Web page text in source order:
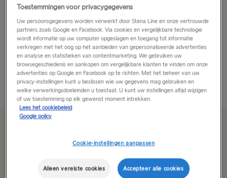
Een Nederlands avontuur
Nederland staat bekend om zijn kunst, grachten en
zonnebloemen en heeft zoveel te bieden als je een bezoek
brengt. Als relatief klein land kun je genieten van het
verkennen van bruisende steden vol met heerlijk eten...
Meer weergeven
Toestemmingen voor privacygegevens
Uw persoonsgegevens worden verwerkt door Stena Line en onze vertrouwde
partners zoals Google en Facebook. Via cookies en vergelijkbare technologie
wordt informatie op uw computer opgeslagen en toegang tot informatie
verkregen met het oog op het aanbieden van gepersonaliseerde advertenties
en analyse en statistieken van contentmarketing. We gebruiken uw
browsegeschiedenis en aankopen om vergelijkbare klanten te vinden om onze
advertenties op Google en Facebook op te richten. Met het beheer van uw
privacy-instellingen kunt u beslissen wie uw gegevens mag gebruiken en
welke verwerkingsdoeleinden u toestaat. U kunt uw instellingen altijd wijzigen
of uw toestemming op elk gewenst moment intrekken.
Lees het cookiebeleid
Google policy
Cookie-instellingen aanpassen
Alleen vereiste cookies Accepteer alle cookies